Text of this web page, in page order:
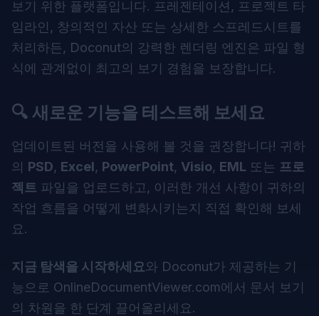
보기 위한 플랫폼입니다. 프레젠테이션, 프로젝트 타
임라인, 창의적인 자산 또는 상세한 스프레드시트를
처리하든, Doconut의 강력한 렌더링 엔진은 파일 형
식에 관계없이 최고의 보기 경험을 보장합니다.
🔍 새로운 기능을 테스트해 보세요
업데이트된 버전을 사용해 볼 것을 권장합니다! 귀하
의 PSD, Excel, PowerPoint, Visio, EML 또는 프로
젝트 파일을 업로드하고, 이러한 개선 사항이 귀하의
작업 흐름을 어떻게 변화시키는지 직접 확인해 보세
요.
지금 탐색을 시작하세요와 Doconut가 제공하는 기
능으로 OnlineDocumentViewer.com에서 문서 보기
의 차원을 한 단계 끌어올리세요.